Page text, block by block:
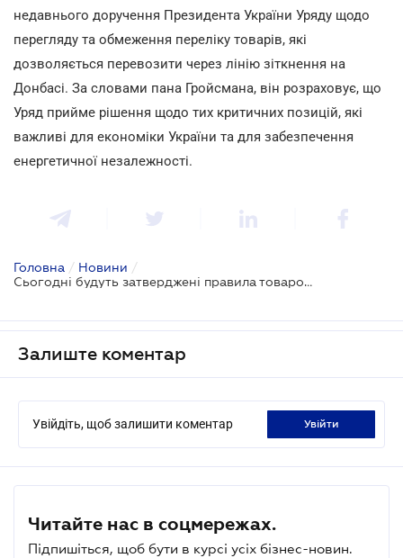
недавнього доручення Президента України Уряду щодо
перегляду та обмеження переліку товарів, які
дозволяється перевозити через лінію зіткнення на
Донбасі. За словами пана Гройсмана, він розраховує, що
Уряд прийме рішення щодо тих критичних позицій, які
важливі для економіки України та для забезпечення
енергетичної незалежності.
Головна / Новини /
Сьогодні будуть затверджені правила товарообігу з окупованими територіями
Залиште коментар
Увійдіть, щоб залишити коментар увійти
Читайте нас в соцмережах.
Підпишіться, щоб бути в курсі усіх бізнес-новин.